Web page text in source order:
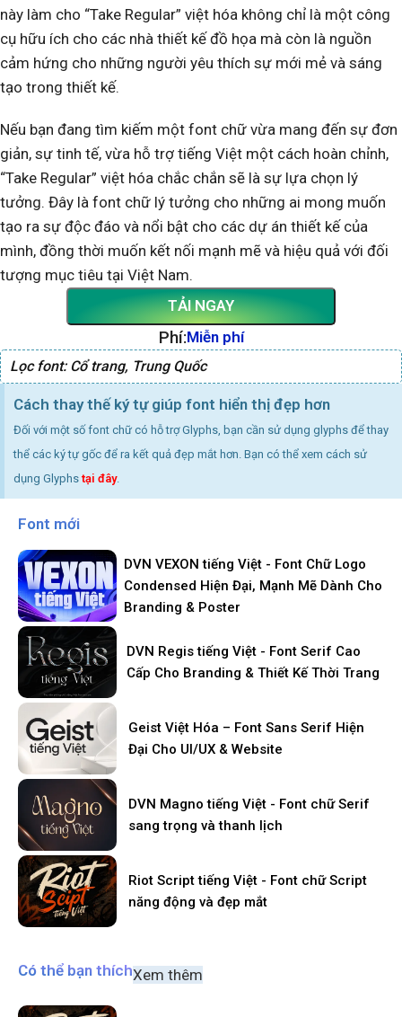
này làm cho “Take Regular” việt hóa không chỉ là một công
cụ hữu ích cho các nhà thiết kế đồ họa mà còn là nguồn
cảm hứng cho những người yêu thích sự mới mẻ và sáng
tạo trong thiết kế.
Nếu bạn đang tìm kiếm một font chữ vừa mang đến sự đơn
giản, sự tinh tế, vừa hỗ trợ tiếng Việt một cách hoàn chỉnh,
“Take Regular” việt hóa chắc chắn sẽ là sự lựa chọn lý
tưởng. Đây là font chữ lý tưởng cho những ai mong muốn
tạo ra sự độc đáo và nổi bật cho các dự án thiết kế của
mình, đồng thời muốn kết nối mạnh mẽ và hiệu quả với đối
tượng mục tiêu tại Việt Nam.
TẢI NGAY
Phí:Miễn phí
Lọc font: Cổ trang, Trung Quốc
Cách thay thế ký tự giúp font hiển thị đẹp hơn
Đối với một số font chữ có hỗ trợ Glyphs, bạn cần sử dụng glyphs để thay
thể các ký tự gốc để ra kết quả đẹp mắt hơn. Bạn có thể xem cách sử
dụng Glyphs tại đây.
Font mới
DVN VEXON tiếng Việt - Font Chữ Logo
Condensed Hiện Đại, Mạnh Mẽ Dành Cho
Branding & Poster
DVN Regis tiếng Việt - Font Serif Cao
Cấp Cho Branding & Thiết Kế Thời Trang
Geist Việt Hóa – Font Sans Serif Hiện
Đại Cho UI/UX & Website
DVN Magno tiếng Việt - Font chữ Serif
sang trọng và thanh lịch
Riot Script tiếng Việt - Font chữ Script
năng động và đẹp mắt
Có thể bạn thíchXem thêm